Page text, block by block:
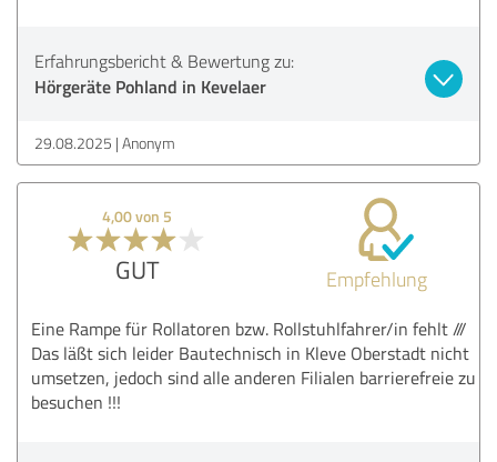
Erfahrungsbericht & Bewertung zu:
Hörgeräte Pohland in Kevelaer
29.08.2025 Anonym
4,00 von 5
GUT Empfehlung
Eine Rampe für Rollatoren bzw. Rollstuhlfahrer/in fehlt ///
Das läßt sich leider Bautechnisch in Kleve Oberstadt nicht
umsetzen, jedoch sind alle anderen Filialen barrierefreie zu
besuchen !!!